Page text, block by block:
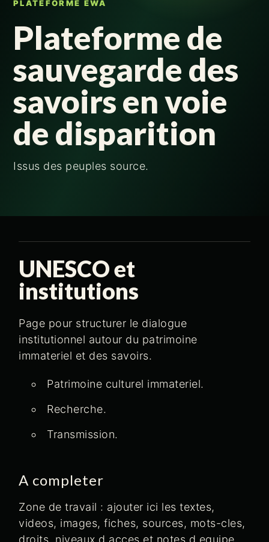
PLATEFORME EWA
Plateforme de
sauvegarde des
savoirs en voie
de disparition
Issus des peuples source.
UNESCO et
institutions
Page pour structurer le dialogue
institutionnel autour du patrimoine
immateriel et des savoirs.
Patrimoine culturel immateriel.
Recherche.
Transmission.
A completer
Zone de travail : ajouter ici les textes,
videos, images, fiches, sources, mots-cles,
droits, niveaux d acces et notes d equipe.